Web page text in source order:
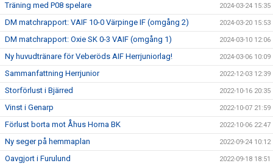
Träning med P08 spelare 2024-03-24 15:35
DM matchrapport: VAIF 10-0 Värpinge IF (omgång 2) 2024-03-20 15:53
DM matchrapport: Oxie SK 0-3 VAIF (omgång 1) 2024-03-10 12:06
Ny huvudtränare för Veberöds AIF Herrjuniorlag! 2024-03-06 10:09
Sammanfattning Herrjunior 2022-12-03 12:39
Storförlust i Bjärred 2022-10-16 20:35
Vinst i Genarp 2022-10-07 21:59
Förlust borta mot Åhus Horna BK 2022-10-06 22:47
Ny seger på hemmaplan 2022-09-24 10:12
Oavgjort i Furulund 2022-09-18 18:51